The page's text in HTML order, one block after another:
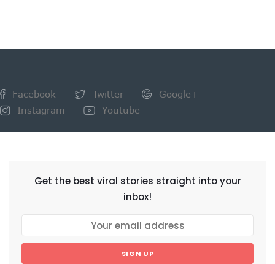
Facebook Twitter
Google+
Instagram
Youtube
Get the best viral stories straight into your
inbox!
SIGN UP